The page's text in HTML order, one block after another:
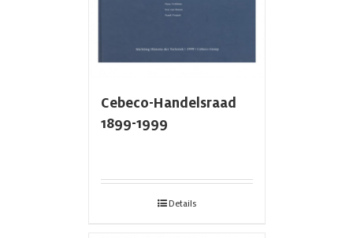
Cebeco-Handelsraad
1899-1999
Details